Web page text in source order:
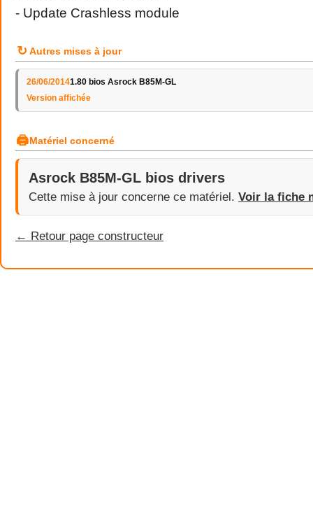
- Update Crashless module
↻ Autres mises à jour
26/06/20141.80 bios Asrock B85M-GL
Version affichée
🖨Matériel concerné
Asrock B85M-GL bios drivers
Cette mise à jour concerne ce matériel. Voir la fiche
← Retour page constructeur